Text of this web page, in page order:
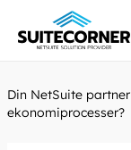
Din NetSuite partner
ekonomiprocesser?